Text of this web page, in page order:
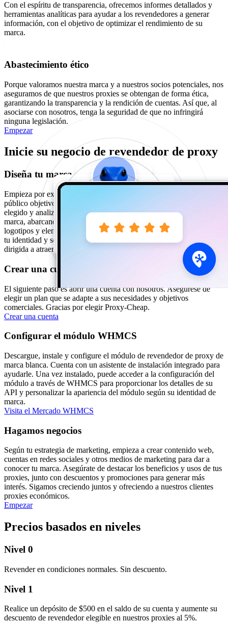
Con el espíritu de transparencia, ofrecemos informes detallados y
herramientas analíticas para ayudar a los revendedores a generar
información, con el objetivo de optimizar el rendimiento de su
marca.
Abastecimiento ético
Porque valoramos nuestra marca y a nuestros socios potenciales, nos
aseguramos de que nuestros proxies se obtengan de forma ética,
garantizando la transparencia y la rendición de cuentas. Así que, al
asociarse con nosotros, tenga la seguridad de que no infringirá
ninguna legislación.
Empezar
Inicie su negocio de revendedor de proxy
Diseña tu marca
Empieza por explorar el mercado de proxys para identificar a tu
público objetivo, investigar la demanda de la solución proxy que has
elegido y analizar el panorama competitivo. Crea la esencia de tu
marca, abarcando todo lo que representa tu negocio, incluyendo
logotipos y elementos de diseño. Esta es tu oportunidad para definir
tu identidad y sentar las bases de una sólida estrategia de marketing
dirigida a atraer clientes.
Crear una cuenta
El siguiente paso es abrir una cuenta con nosotros. Asegúrese de
elegir un plan que se adapte a sus necesidades y objetivos
comerciales. Gracias por elegir Proxy-Cheap.
Crear una cuenta
Configurar el módulo WHMCS
Descargue, instale y configure el módulo de revendedor de proxy de
marca blanca. Cuenta con un asistente de instalación integrado para
ayudarle. Una vez instalado, puede acceder a la configuración del
módulo a través de WHMCS para proporcionar los detalles de su
API y personalizar la apariencia del módulo según su identidad de
marca.
Visita el Mercado WHMCS
Hagamos negocios
Según tu estrategia de marketing, empieza a crear contenido web,
cuentas en redes sociales y otros medios de marketing para dar a
conocer tu marca. Asegúrate de destacar los beneficios y usos de tus
proxies, junto con descuentos y promociones para generar más
interés. Sigamos creciendo juntos y ofreciendo a nuestros clientes
proxies económicos.
Empezar
Precios basados en niveles
Nivel 0
Revender en condiciones normales. Sin descuento.
Nivel 1
Realice un depósito de $500 en el saldo de su cuenta y aumente su
descuento de revendedor elegible en nuestros proxies al 5%.